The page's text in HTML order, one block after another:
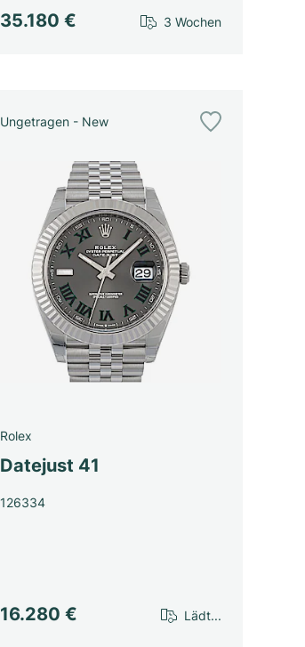
35.180 € 3 Wochen
Ungetragen - New
Rolex
Datejust 41
126334
16.280 € Lädt...